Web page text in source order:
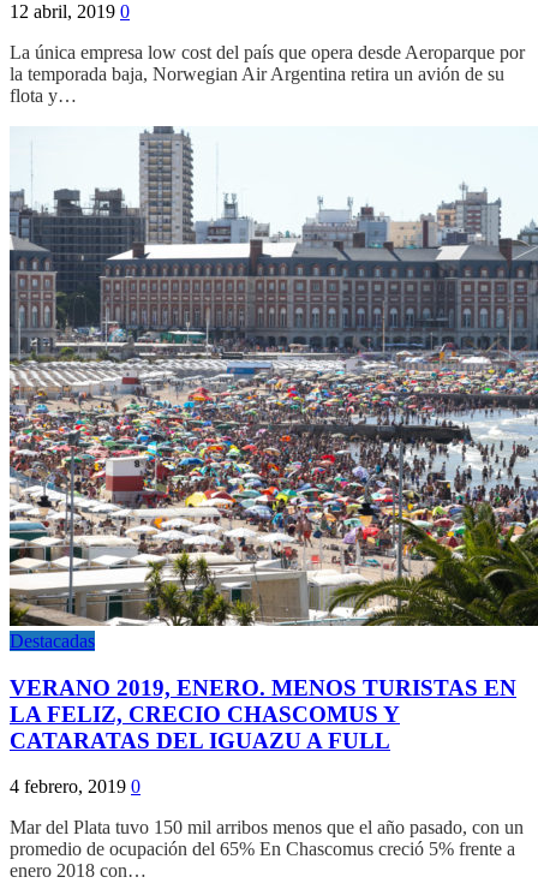
12 abril, 2019 0
La única empresa low cost del país que opera desde Aeroparque por
la temporada baja, Norwegian Air Argentina retira un avión de su
flota y…
Destacadas
VERANO 2019, ENERO. MENOS TURISTAS EN
LA FELIZ, CRECIO CHASCOMUS Y
CATARATAS DEL IGUAZU A FULL
4 febrero, 2019 0
Mar del Plata tuvo 150 mil arribos menos que el año pasado, con un
promedio de ocupación del 65% En Chascomus creció 5% frente a
enero 2018 con…